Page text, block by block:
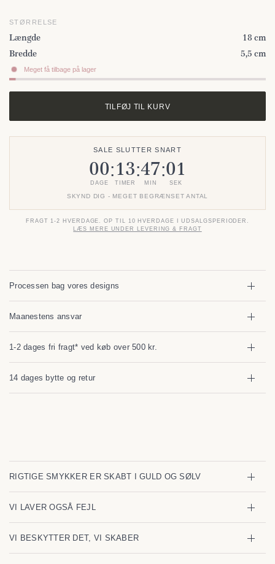
STØRRELSE
Længde
18 cm
Bredde
5,5 cm
Meget få tilbage på lager
TILFØJ TIL KURV
SALE SLUTTER SNART
00
DAGE
:13
TIMER
:47
MIN
:01
SEK
SKYND DIG - MEGET BEGRÆNSET ANTAL
FRAGT 1-2 HVERDAGE. OP TIL 10 HVERDAGE I UDSALGSPERIODER.
LÆS MERE UNDER LEVERING & FRAGT
Processen bag vores designs
Maanestens ansvar
1-2 dages fri fragt* ved køb over 500 kr.
14 dages bytte og retur
RIGTIGE SMYKKER ER SKABT I GULD OG SØLV
VI LAVER OGSÅ FEJL
VI BESKYTTER DET, VI SKABER